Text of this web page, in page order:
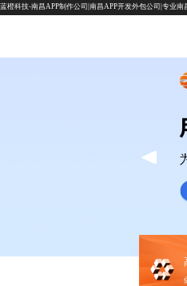
蓝橙科技-南昌APP制作公司|南昌APP开发外包公司|专业